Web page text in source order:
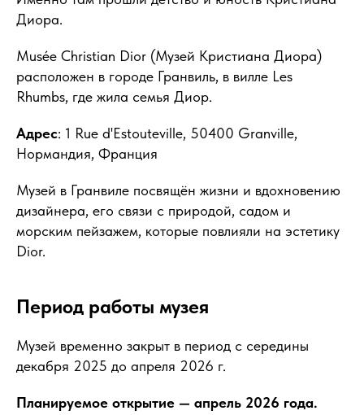
Диора.
Musée Christian Dior (Музей Кристиана Диора)
расположен в городе Гранвиль, в вилле Les
Rhumbs, где жила семья Диор.
Адрес: 1 Rue d'Estouteville, 50400 Granville,
Нормандия, Франция
Музей в Гранвиле посвящён жизни и вдохновению
дизайнера, его связи с природой, садом и
морским пейзажем, которые повлияли на эстетику
Dior.
Период работы музея
Музей временно закрыт в период с середины
декабря 2025 до апреля 2026 г.
Планируемое открытие — апрель 2026 года.